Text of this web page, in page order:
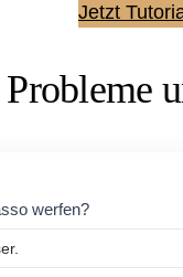
Jetzt
werfen?